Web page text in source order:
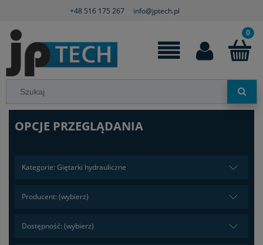
+48 516 175 267 info@jptech.pl
OPCJE PRZEGLĄDANIA
Kategorie: Giętarki hydrauliczne
Producent: (wybierz)
Dostępność: (wybierz)